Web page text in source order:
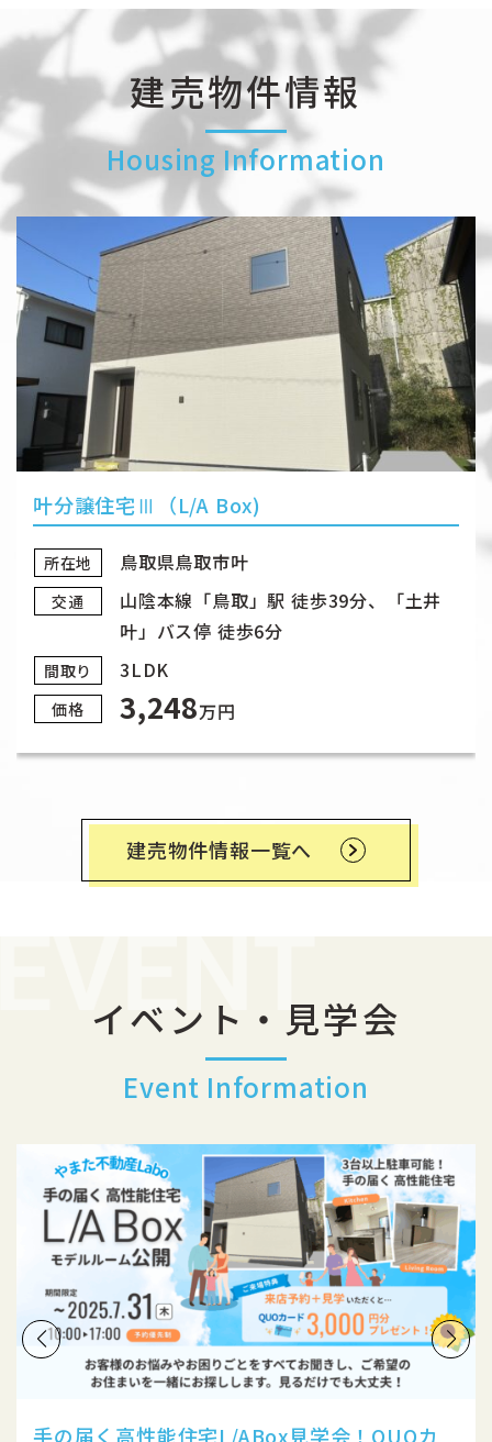
建売物件情報
Housing Information
叶分譲住宅Ⅲ（L/A Box)
所在地 鳥取県鳥取市叶
交通
山陰本線「鳥取」駅 徒歩39分、「土井
叶」バス停 徒歩6分
間取り 3LDK
価格 3,248万円
建売物件情報一覧へ
イベント・見学会
Event Information
手の届く高性能住宅L/ABox見学会！QUOカ